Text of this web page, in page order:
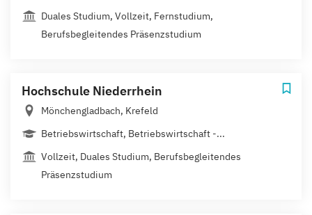
Duales Studium, Vollzeit, Fernstudium,
Berufsbegleitendes Präsenzstudium
Hochschule Niederrhein
Mönchengladbach, Krefeld
Betriebswirtschaft, Betriebswirtschaft -...
Vollzeit, Duales Studium, Berufsbegleitendes
Präsenzstudium